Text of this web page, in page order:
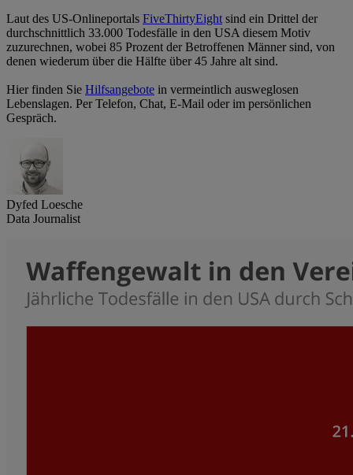
Laut des US-Onlineportals FiveThirtyEightsind ein Drittel der
durchschnittlich 33.000 Todesfälle in den USA diesem Motiv
zuzurechnen, wobei 85 Prozent der Betroffenen Männer sind, von
denen wiederum über die Hälfte über 45 Jahre alt sind.
Hier finden Sie Hilfsangebote in vermeintlich ausweglosen
Lebenslagen. Per Telefon, Chat, E-Mail oder im persönlichen
Gespräch.
Dyfed Loesche
Data Journalist